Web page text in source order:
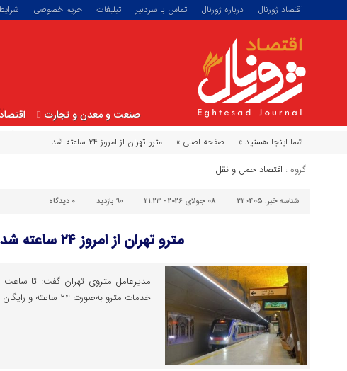
اقتصاد ژورنال درباره ژورنال تماس با سردبیر تبلیغات حریم خصوصی
صنعت و معدن و تجارت
شما اینجا هستید » صفحه اصلی » مترو تهران از امروز ۲۴ ساعته شد
گروه : اقتصاد حمل و نقل
شناسه خبر: 320405 08 جولای 2026 - 21:23 90 بازدید ۰ دیدگاه
مترو تهران از امروز ۲۴ ساعته شد
خدمات مترو به‌صورت ۲۴ ساعته و رایگان ارائه می‌شود.